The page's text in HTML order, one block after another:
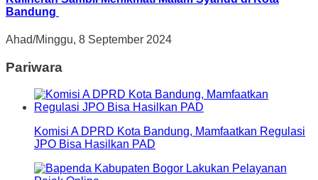
Bandung
Ahad/Minggu, 8 September 2024
Pariwara
Komisi A DPRD Kota Bandung, Mamfaatkan Regulasi
JPO Bisa Hasilkan PAD